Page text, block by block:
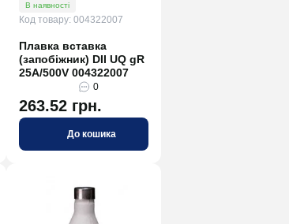
В наявності
Код товару: 004322007
Плавка вставка
(запобіжник) DII UQ gR
25A/500V 004322007
0
263.52 грн.
До кошика